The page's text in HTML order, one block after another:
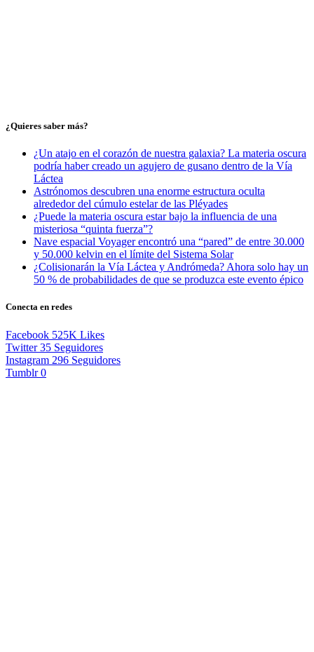
¿Quieres saber más?
¿Un atajo en el corazón de nuestra galaxia? La materia oscura
podría haber creado un agujero de gusano dentro de la Vía
Láctea
Astrónomos descubren una enorme estructura oculta
alrededor del cúmulo estelar de las Pléyades
¿Puede la materia oscura estar bajo la influencia de una
misteriosa “quinta fuerza”?
Nave espacial Voyager encontró una “pared” de entre 30.000
y 50.000 kelvin en el límite del Sistema Solar
¿Colisionarán la Vía Láctea y Andrómeda? Ahora solo hay un
50 % de probabilidades de que se produzca este evento épico
Conecta en redes
Facebook 525K Likes
Twitter 35 Seguidores
Instagram 296 Seguidores
Tumblr 0